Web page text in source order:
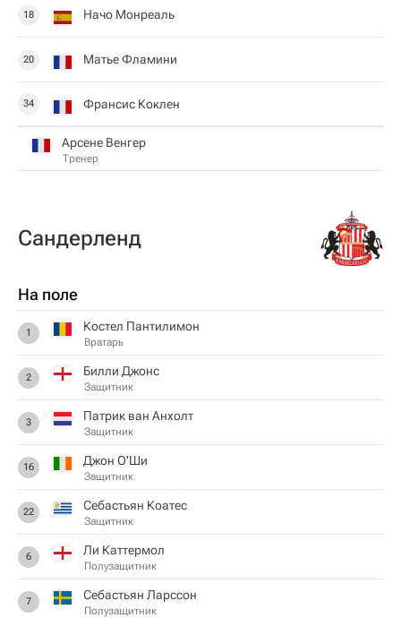
18 Начо Монреаль
20 Матье Фламини
34 Франсис Коклен
Арсене Венгер
Тренер
Сандерленд
На поле
1 Костел Пантилимон
Вратарь
2 Билли Джонс
Защитник
3 Патрик ван Анхолт
Защитник
16 Джон О'Ши
Защитник
22 Себастьян Коатес
Защитник
6 Ли Каттермол
Полузащитник
7 Себастьян Ларссон
Полузащитник